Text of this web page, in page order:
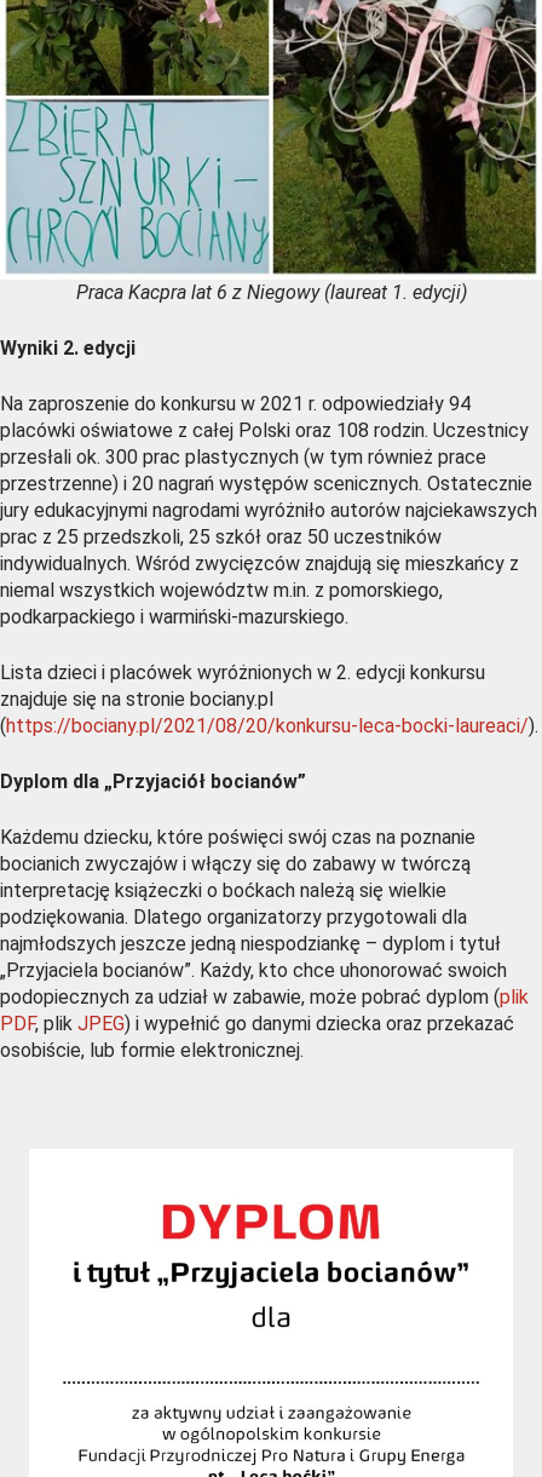
Praca Kacpra lat 6 z Niegowy (laureat 1. edycji)
Wyniki 2. edycji
Na zaproszenie do konkursu w 2021 r. odpowiedziały 94
placówki oświatowe z całej Polski oraz 108 rodzin. Uczestnicy
przesłali ok. 300 prac plastycznych (w tym również prace
przestrzenne) i 20 nagrań występów scenicznych. Ostatecznie
jury edukacyjnymi nagrodami wyróżniło autorów najciekawszych
prac z 25 przedszkoli, 25 szkół oraz 50 uczestników
indywidualnych. Wśród zwycięzców znajdują się mieszkańcy z
niemal wszystkich województw m.in. z pomorskiego,
podkarpackiego i warmiński-mazurskiego.
Lista dzieci i placówek wyróżnionych w 2. edycji konkursu
znajduje się na stronie bociany.pl
(https://bociany.pl/2021/08/20/konkursu-leca-bocki-laureaci/).
Dyplom dla „Przyjaciół bocianów”
Każdemu dziecku, które poświęci swój czas na poznanie
bocianich zwyczajów i włączy się do zabawy w twórczą
interpretację książeczki o boćkach należą się wielkie
podziękowania. Dlatego organizatorzy przygotowali dla
najmłodszych jeszcze jedną niespodziankę – dyplom i tytuł
„Przyjaciela bocianów”. Każdy, kto chce uhonorować swoich
podopiecznych za udział w zabawie, może pobrać dyplom (plik
PDF, plik JPEG) i wypełnić go danymi dziecka oraz przekazać
osobiście, lub formie elektronicznej.